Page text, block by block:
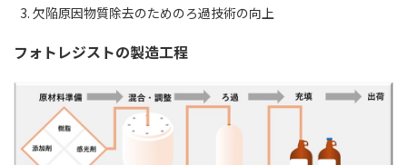
欠陥原因物質除去のためのろ過技術の向上
フォトレジストの製造工程